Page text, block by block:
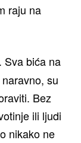
raju na
bića na
su
Bez
ili ljudi
nikako ne